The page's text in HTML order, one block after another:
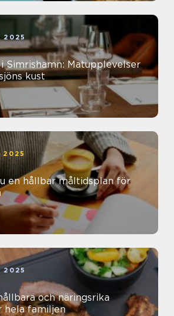
Simrishamn: Matupplevelser
kust
en hållbar måltidsplan för
och näringsrika
hela familjen